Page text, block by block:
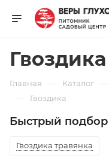
Гвоздика
Главная — Каталог —
— Гвоздика
Быстрый подбор
Гвоздика травянка